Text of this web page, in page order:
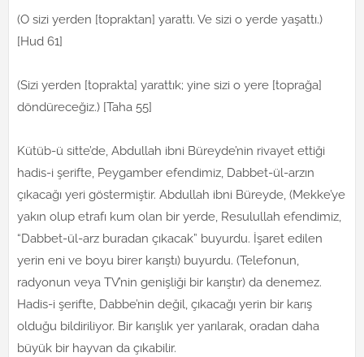
(O sizi yerden [topraktan] yarattı. Ve sizi o yerde yaşattı.)
[Hud 61]
(Sizi yerden [toprakta] yarattık; yine sizi o yere [toprağa]
döndüreceğiz.) [Taha 55]
Kütüb-ü sitte’de, Abdullah ibni Büreyde’nin rivayet ettiği
hadis-i şerifte, Peygamber efendimiz, Dabbet-ül-arzın
çıkacağı yeri göstermiştir. Abdullah ibni Büreyde, (Mekke’ye
yakın olup etrafı kum olan bir yerde, Resulullah efendimiz,
“Dabbet-ül-arz buradan çıkacak” buyurdu. İşaret edilen
yerin eni ve boyu birer karıştı) buyurdu. (Telefonun,
radyonun veya TV’nin genişliği bir karıştır) da denemez.
Hadis-i şerifte, Dabbe’nin değil, çıkacağı yerin bir karış
olduğu bildiriliyor. Bir karışlık yer yarılarak, oradan daha
büyük bir hayvan da çıkabilir.